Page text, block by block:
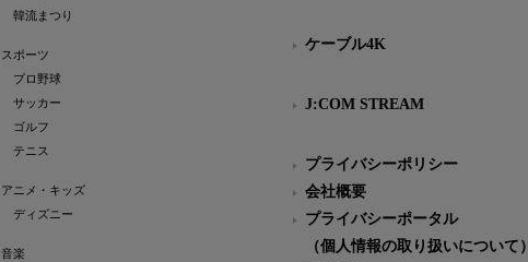
韓流まつり
スポーツ
プロ野球
サッカー
ゴルフ
テニス
アニメ・キッズ
ディズニー
音楽
ケーブル4K
J:COM STREAM
プライバシーポリシー
会社概要
プライバシーポータル
（個人情報の取り扱いについて）